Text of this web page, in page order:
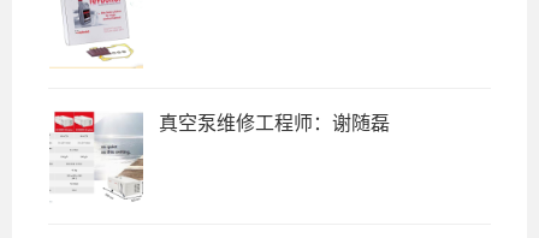
真空泵维修工程师：谢随磊